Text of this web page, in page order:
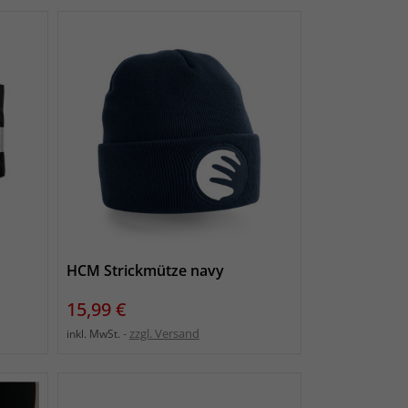
HCM Strickmütze navy
Preis
15,99 €
inkl. MwSt. zzgl. Versand